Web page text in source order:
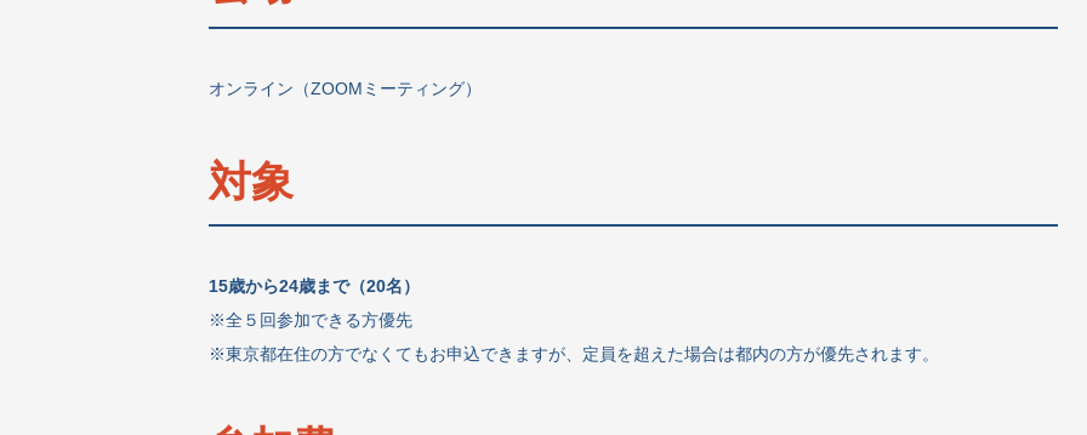
オンライン（ZOOMミーティング）
対象
15歳から24歳まで（20名）
※全５回参加できる方優先
※東京都在住の方でなくてもお申込できますが、定員を超えた場合は都内の方が優先されます。